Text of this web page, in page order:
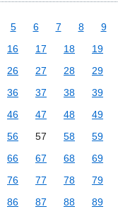
5 6 7 8 9
16 17 18 19
26 27 28 29
36 37 38 39
46 47 48 49
56 57 58 59
66 67 68 69
76 77 78 79
86 87 88 89